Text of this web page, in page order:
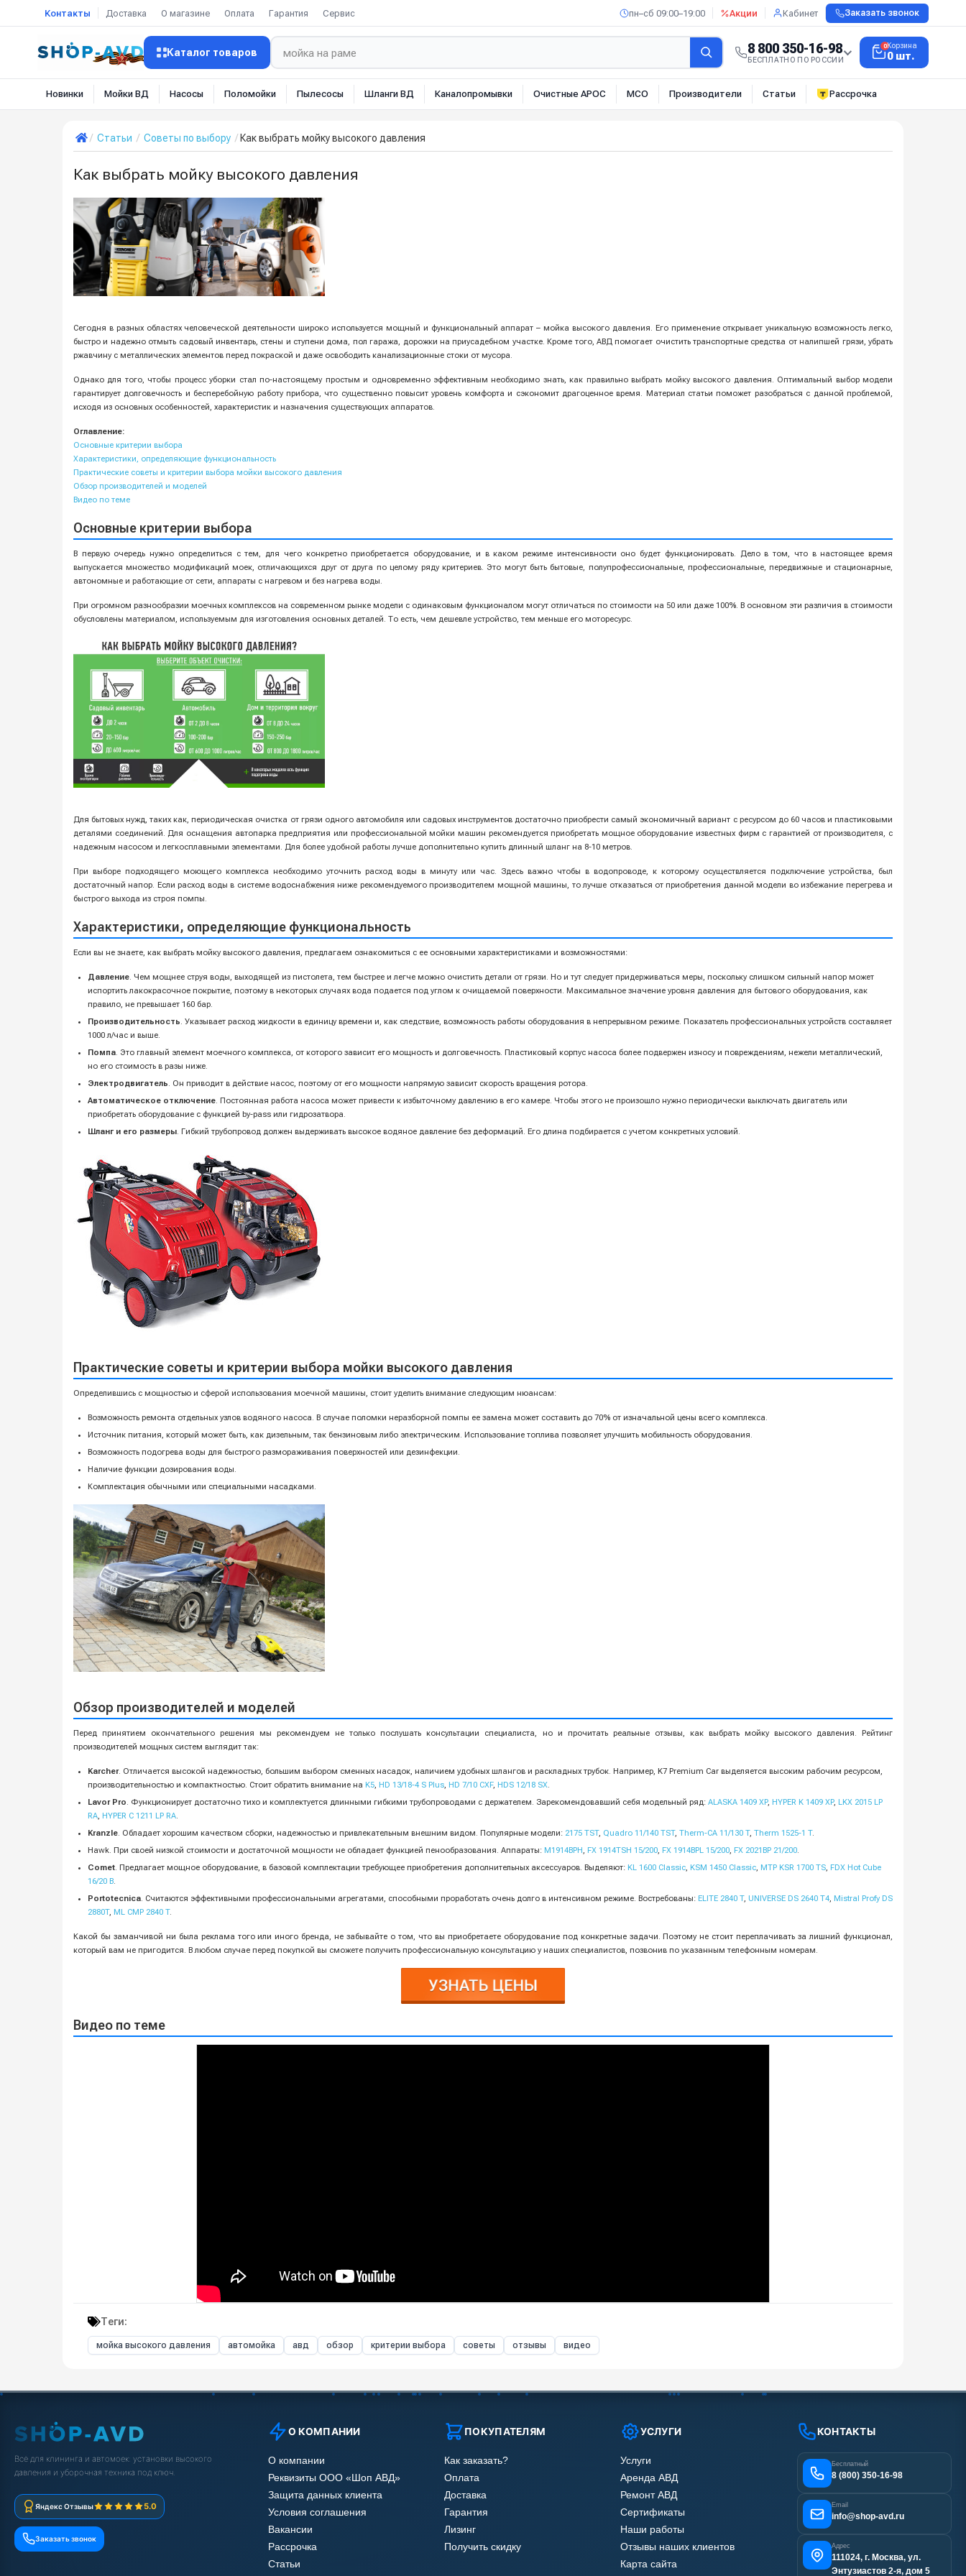
Контакты Доставка О магазине Оплата Гарантия Сервис пн–сб 09:00–19:00 Акции Кабинет Заказать звонок
Каталог товаров 8 800 350-16-98
БЕСПЛАТНО ПО РОССИИ
0Корзина
0 шт.
Новинки Мойки ВД Насосы Поломойки Пылесосы Шланги ВД Каналопромывки Очистные АРОС МСО Производители Статьи Рассрочка
Статьи Советы по выбору Как выбрать мойку высокого давления
Как выбрать мойку высокого давления
Сегодня в разных областях человеческой деятельности широко используется мощный и функциональный аппарат – мойка высокого давления. Его применение открывает уникальную возможность легко,
быстро и надежно отмыть садовый инвентарь, стены и ступени дома, пол гаража, дорожки на приусадебном участке. Кроме того, АВД помогает очистить транспортные средства от налипшей грязи, убрать
ржавчину с металлических элементов перед покраской и даже освободить канализационные стоки от мусора.
Однако для того, чтобы процесс уборки стал по-настоящему простым и одновременно эффективным необходимо знать, как правильно выбрать мойку высокого давления. Оптимальный выбор модели
гарантирует долговечность и бесперебойную работу прибора, что существенно повысит уровень комфорта и сэкономит драгоценное время. Материал статьи поможет разобраться с данной проблемой,
исходя из основных особенностей, характеристик и назначения существующих аппаратов.
Оглавление:
Основные критерии выбора
Характеристики, определяющие функциональность
Практические советы и критерии выбора мойки высокого давления
Обзор производителей и моделей
Видео по теме
Основные критерии выбора
В первую очередь нужно определиться с тем, для чего конкретно приобретается оборудование, и в каком режиме интенсивности оно будет функционировать. Дело в том, что в настоящее время
выпускается множество модификаций моек, отличающихся друг от друга по целому ряду критериев. Это могут быть бытовые, полупрофессиональные, профессиональные, передвижные и стационарные,
автономные и работающие от сети, аппараты с нагревом и без нагрева воды.
При огромном разнообразии моечных комплексов на современном рынке модели с одинаковым функционалом могут отличаться по стоимости на 50 или даже 100%. В основном эти различия в стоимости
обусловлены материалом, используемым для изготовления основных деталей. То есть, чем дешевле устройство, тем меньше его моторесурс.
Для бытовых нужд, таких как, периодическая очистка от грязи одного автомобиля или садовых инструментов достаточно приобрести самый экономичный вариант с ресурсом до 60 часов и пластиковыми
деталями соединений. Для оснащения автопарка предприятия или профессиональной мойки машин рекомендуется приобретать мощное оборудование известных фирм с гарантией от производителя, с
надежным насосом и легкосплавными элементами. Для более удобной работы лучше дополнительно купить длинный шланг на 8-10 метров.
При выборе подходящего моющего комплекса необходимо уточнить расход воды в минуту или час. Здесь важно чтобы в водопроводе, к которому осуществляется подключение устройства, был
достаточный напор. Если расход воды в системе водоснабжения ниже рекомендуемого производителем мощной машины, то лучше отказаться от приобретения данной модели во избежание перегрева и
быстрого выхода из строя помпы.
Характеристики, определяющие функциональность
Если вы не знаете, как выбрать мойку высокого давления, предлагаем ознакомиться с ее основными характеристиками и возможностями:
Давление. Чем мощнее струя воды, выходящей из пистолета, тем быстрее и легче можно очистить детали от грязи. Но и тут следует придерживаться меры, поскольку слишком сильный напор может
испортить лакокрасочное покрытие, поэтому в некоторых случаях вода подается под углом к очищаемой поверхности. Максимальное значение уровня давления для бытового оборудования, как
правило, не превышает 160 бар.
Производительность. Указывает расход жидкости в единицу времени и, как следствие, возможность работы оборудования в непрерывном режиме. Показатель профессиональных устройств составляет
1000 л/час и выше.
Помпа. Это главный элемент моечного комплекса, от которого зависит его мощность и долговечность. Пластиковый корпус насоса более подвержен износу и повреждениям, нежели металлический,
но его стоимость в разы ниже.
Электродвигатель. Он приводит в действие насос, поэтому от его мощности напрямую зависит скорость вращения ротора.
Автоматическое отключение. Постоянная работа насоса может привести к избыточному давлению в его камере. Чтобы этого не произошло нужно периодически выключать двигатель или
приобретать оборудование с функцией by-pass или гидрозатвора.
Шланг и его размеры. Гибкий трубопровод должен выдерживать высокое водяное давление без деформаций. Его длина подбирается с учетом конкретных условий.
Практические советы и критерии выбора мойки высокого давления
Определившись с мощностью и сферой использования моечной машины, стоит уделить внимание следующим нюансам:
Возможность ремонта отдельных узлов водяного насоса. В случае поломки неразборной помпы ее замена может составить до 70% от изначальной цены всего комплекса.
Источник питания, который может быть, как дизельным, так бензиновым либо электрическим. Использование топлива позволяет улучшить мобильность оборудования.
Возможность подогрева воды для быстрого размораживания поверхностей или дезинфекции.
Наличие функции дозирования воды.
Комплектация обычными или специальными насадками.
Обзор производителей и моделей
Перед принятием окончательного решения мы рекомендуем не только послушать консультации специалиста, но и прочитать реальные отзывы, как выбрать мойку высокого давления. Рейтинг
производителей мощных систем выглядит так:
Karcher. Отличается высокой надежностью, большим выбором сменных насадок, наличием удобных шлангов и раскладных трубок. Например, K7 Premium Car выделяется высоким рабочим ресурсом,
производительностью и компактностью. Стоит обратить внимание на K5, HD 13/18-4 S Plus, HD 7/10 CXF, HDS 12/18 SX.
Lavor Pro. Функционирует достаточно тихо и комплектуется длинными гибкими трубопроводами с держателем. Зарекомендовавший себя модельный ряд: ALASKA 1409 XP, HYPER K 1409 XP, LKX 2015 LP
RA, HYPER C 1211 LP RA.
Kranzle. Обладает хорошим качеством сборки, надежностью и привлекательным внешним видом. Популярные модели: 2175 TST, Quadro 11/140 TST, Therm-CA 11/130 T, Therm 1525-1 T.
Hawk. При своей низкой стоимости и достаточной мощности не обладает функцией пенообразования. Аппараты: М1914BPH, FX 1914TSH 15/200, FX 1914BPL 15/200, FX 2021BP 21/200.
Comet. Предлагает мощное оборудование, в базовой комплектации требующее приобретения дополнительных аксессуаров. Выделяют: KL 1600 Classic, KSM 1450 Classic, MTP KSR 1700 TS, FDX Hot Cube
16/20 B.
Portotecnica. Считаются эффективными профессиональными агрегатами, способными проработать очень долго в интенсивном режиме. Востребованы: ELITE 2840 T, UNIVERSE DS 2640 T4, Mistral Profy DS
2880T, ML CMP 2840 T.
Какой бы заманчивой ни была реклама того или иного бренда, не забывайте о том, что вы приобретаете оборудование под конкретные задачи. Поэтому не стоит переплачивать за лишний функционал,
который вам не пригодится. В любом случае перед покупкой вы сможете получить профессиональную консультацию у наших специалистов, позвонив по указанным телефонным номерам.
Видео по теме
Теги:
мойка высокого давления автомойка авд обзор критерии выбора советы отзывы видео
Всё для клининга и автомоек: установки высокого
давления и уборочная техника под ключ.
Яндекс Отзывы 5.0
Заказать звонок
О КОМПАНИИ
О компании
Реквизиты ООО «Шоп АВД»
Защита данных клиента
Условия соглашения
Вакансии
Рассрочка
Статьи
ПОКУПАТЕЛЯМ
Как заказать?
Оплата
Доставка
Гарантия
Лизинг
Получить скидку
УСЛУГИ
Услуги
Аренда АВД
Ремонт АВД
Сертификаты
Наши работы
Отзывы наших клиентов
Карта сайта
КОНТАКТЫ
Бесплатный
8 (800) 350-16-98
Email
info@shop-avd.ru
Адрес
111024, г. Москва, ул.
Энтузиастов 2-я, дом 5